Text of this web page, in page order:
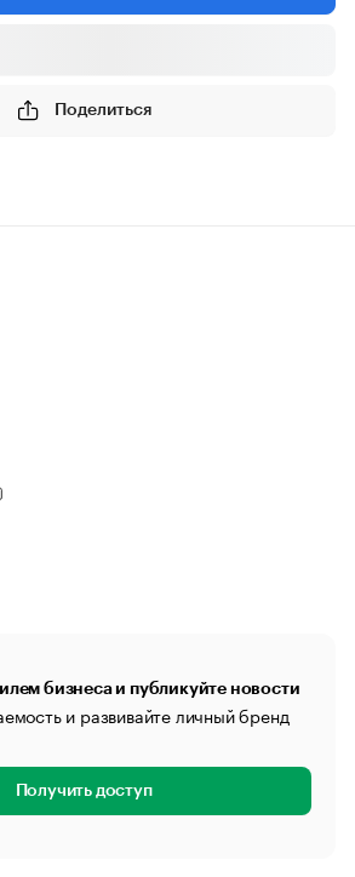
Поделиться
бизнеса и публикуйте новости
и развивайте личный бренд
Получить доступ